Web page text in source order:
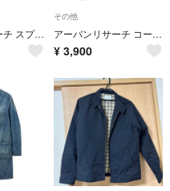
アーバンリサーチ スプリングコート ステンカラー 上着 L 紺 ネイビー 無地
その他
アーバンリサーチ コート シングル ラウンドカラー 総裏地 40 L 紺
¥ 3,900